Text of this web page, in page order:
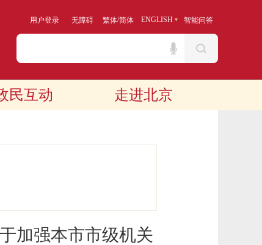
用户登录 无障碍 繁体/简体 ENGLISH 智能问答
民互动 走进北京
加强本市市级机关